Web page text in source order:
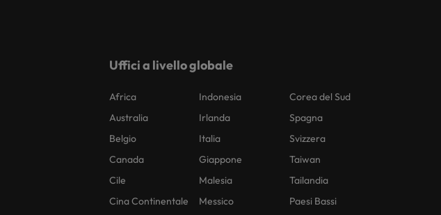
Uffici a livello globale
Africa
Australia
Belgio
Canada
Cile
Cina Continentale
Indonesia
Irlanda
Italia
Giappone
Malesia
Messico
Corea del Sud
Spagna
Svizzera
Taiwan
Tailandia
Paesi Bassi